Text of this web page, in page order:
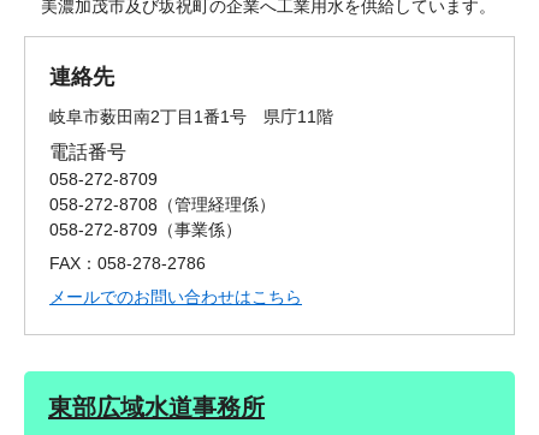
美濃加茂市及び坂祝町の企業へ工業用水を供給しています。
連絡先
岐阜市薮田南2丁目1番1号 県庁11階
電話番号
058-272-8709
058-272-8708
管理経理係
058-272-8709
事業係
FAX：058-278-2786
メールでのお問い合わせはこちら
東部広域水道事務所